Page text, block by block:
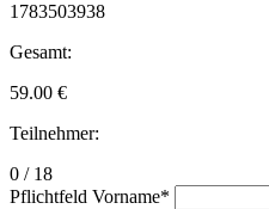
1783503938
Gesamt:
59.00 €
Teilnehmer:
0 / 18
Pflichtfeld Vorname*